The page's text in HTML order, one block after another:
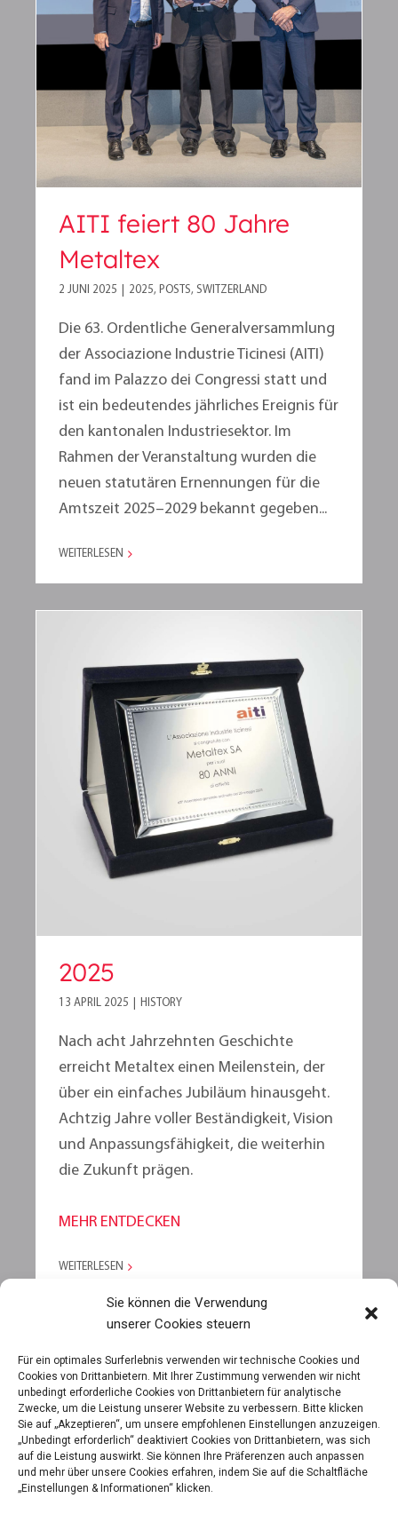
Sie können die Verwendung
unserer Cookies steuern
Für ein optimales Surferlebnis verwenden wir technische Cookies und
Cookies von Drittanbietern. Mit Ihrer Zustimmung verwenden wir nicht
unbedingt erforderliche Cookies von Drittanbietern für analytische
Zwecke, um die Leistung unserer Website zu verbessern. Bitte klicken
Sie auf „Akzeptieren“, um unsere empfohlenen Einstellungen anzuzeigen.
„Unbedingt erforderlich“ deaktiviert Cookies von Drittanbietern, was sich
auf die Leistung auswirkt. Sie können Ihre Präferenzen auch anpassen
und mehr über unsere Cookies erfahren, indem Sie auf die Schaltfläche
„Einstellungen & Informationen“ klicken.
AITI feiert 80 Jahre
Metaltex
AITI feiert 80 Jahre
Metaltex
2 JUNI 2025 2025, POSTS, SWITZERLAND
Die 63. Ordentliche Generalversammlung
der Associazione Industrie Ticinesi (AITI)
fand im Palazzo dei Congressi statt und
ist ein bedeutendes jährliches Ereignis für
den kantonalen Industriesektor. Im
Rahmen der Veranstaltung wurden die
neuen statutären Ernennungen für die
Amtszeit 2025–2029 bekannt gegeben...
WEITERLESEN
2025
2025
13 APRIL 2025 HISTORY
Nach acht Jahrzehnten Geschichte
erreicht Metaltex einen Meilenstein, der
über ein einfaches Jubiläum hinausgeht.
Achtzig Jahre voller Beständigkeit, Vision
und Anpassungsfähigkeit, die weiterhin
die Zukunft prägen.
MEHR ENTDECKEN
WEITERLESEN